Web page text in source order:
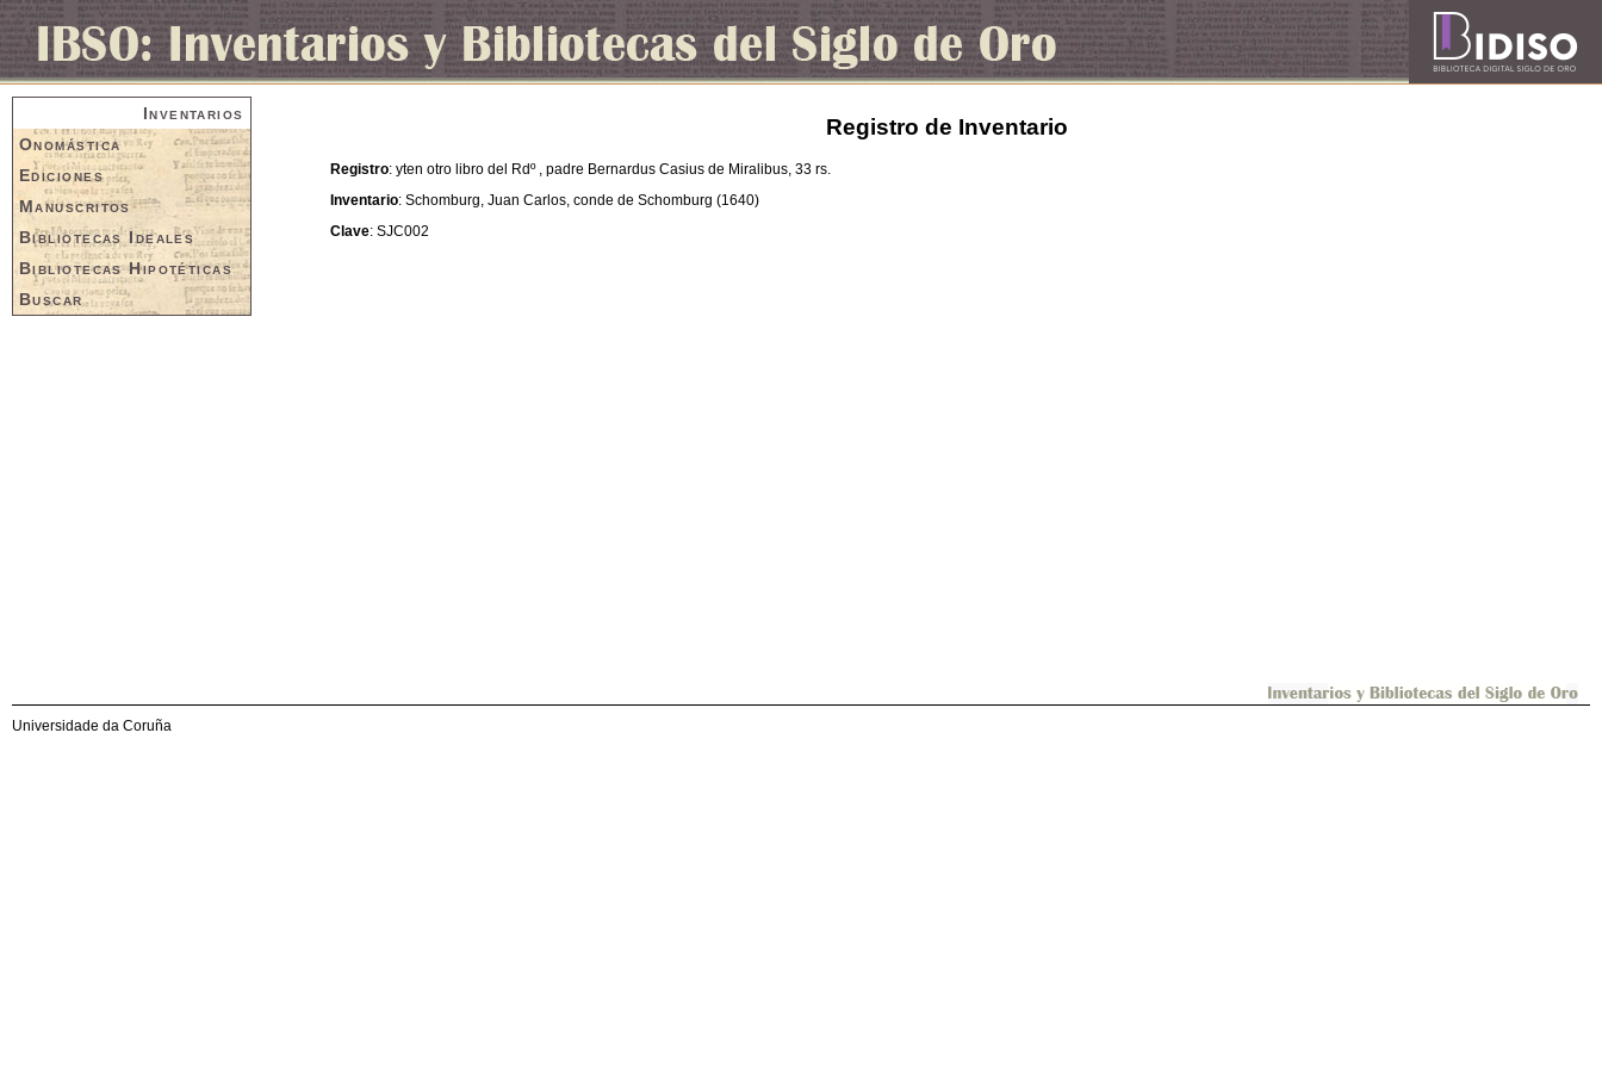
Inventarios
Onomástica
Ediciones
Manuscritos
Bibliotecas Ideales
Bibliotecas Hipotéticas
Buscar
Registro de Inventario
Registro: yten otro libro del Rdº , padre Bernardus Casius de Miralibus, 33 rs.
Inventario: Schomburg, Juan Carlos, conde de Schomburg (1640)
Clave: SJC002
Universidade da Coruña